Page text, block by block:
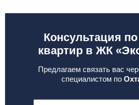
Консультация
квартир в ЖК
Предлагаем связать вас
специалистом по